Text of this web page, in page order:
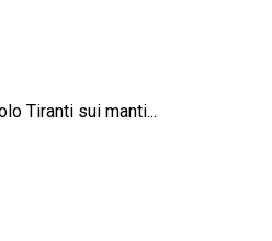
Tiranti sui manti...